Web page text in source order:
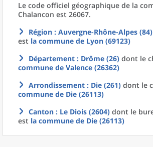
Le code officiel géographique de la
Chalancon est 26067.
Région : Auvergne-Rhône-Alpes (84)
est la commune de Lyon (69123)
Département : Drôme (26) dont le
commune de Valence (26362)
Arrondissement : Die (261) dont le
commune de Die (26113)
Canton : Le Diois (2604) dont le
est la commune de Die (26113)